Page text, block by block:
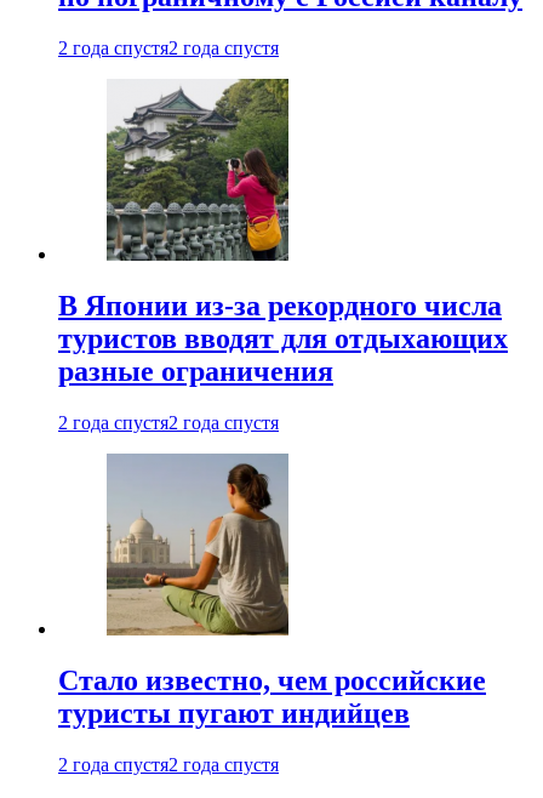
2 года спустя2 года спустя
В Японии из-за рекордного числа
туристов вводят для отдыхающих
разные ограничения
2 года спустя2 года спустя
Стало известно, чем российские
туристы пугают индийцев
2 года спустя2 года спустя